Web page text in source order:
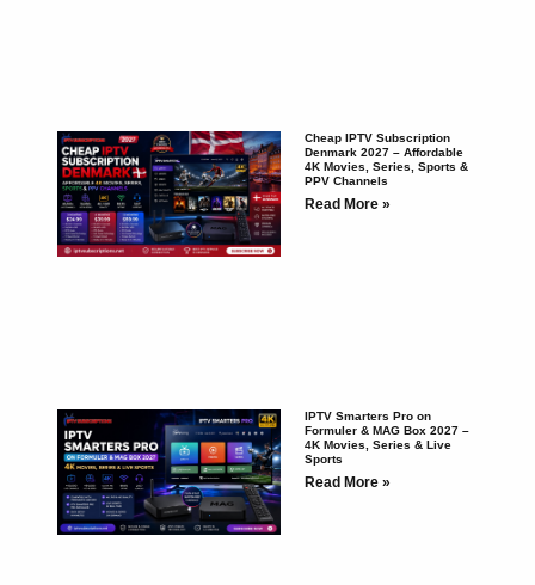
Cheap IPTV Subscription
Denmark 2027 – Affordable
4K Movies, Series, Sports &
PPV Channels
Read More »
IPTV Smarters Pro on
Formuler & MAG Box 2027 –
4K Movies, Series & Live
Sports
Read More »